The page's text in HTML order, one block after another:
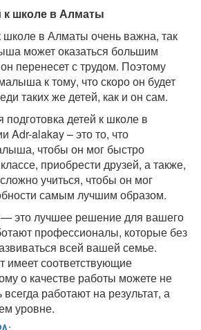
к школе в Алматы
школе в Алматы очень важна, так
может оказаться большим
перенесет с трудом. Поэтому
к тому, что скоро он будет
таких же детей, как и он сам.
детей к школе в
Adr-alakay– это то, что
чтобы он мог быстро
приобрести друзей, а также,
учиться, чтобы он мог
самым лучшим образом.
это лучшее решение для вашего
профессионалы, которые без
всей вашей семье.
имеет соответствующие
о качестве работы можете не
работают на результат, а
уровне.